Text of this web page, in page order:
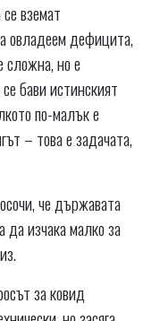
вземат
овладеем дефицита,
сложна, но е
бави истинският
по-малък е
– това е задачата,
че държавата
да изчака малко за
за ковид